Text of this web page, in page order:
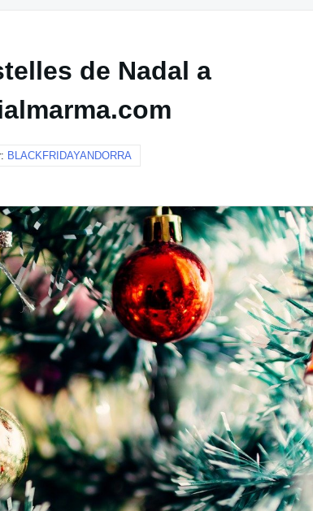
de Nadal a
BLACKFRIDAYANDORRA